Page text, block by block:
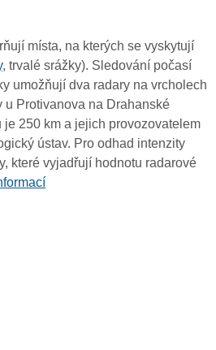
místa, na kterých se vyskytují
, trvalé srážky). Sledování počasí
umožňují dva radary na vrcholech
u Protivanova na Drahanské
250 km a jejich provozovatelem
ústav. Pro odhad intenzity
které vyjadřují hodnotu radarové